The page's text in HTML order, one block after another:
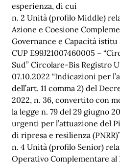
esperienza, di cui
n. 2 Unità (profilo Middle)
Azione e Coesione
Governance e Capacità
CUP E99J21007460005 –
Sud” Circolare-Bis Registro
07.10.2022 “Indicazioni per
dell’art. 11 comma 2) del
2022, n. 36, convertito con
la legge n. 79 del 29 giugno
urgenti per l’attuazione del
di ripresa e resilienza
n. 4 Unità (profilo Senior)
Operativo Complementare al